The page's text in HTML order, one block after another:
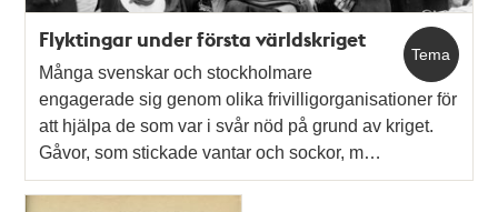
Tema
Flyktingar under första världskriget
Många svenskar och stockholmare
engagerade sig genom olika frivilligorganisationer för
att hjälpa de som var i svår nöd på grund av kriget.
Gåvor, som stickade vantar och sockor, m…